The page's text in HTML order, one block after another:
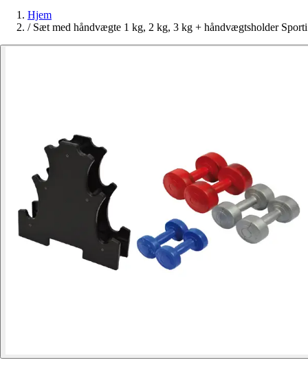
Hjem
/ Sæt med håndvægte 1 kg, 2 kg, 3 kg + håndvægtsholder Sporti